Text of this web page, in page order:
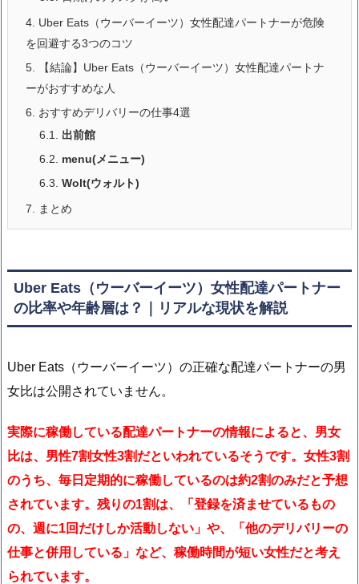
4. Uber Eats（ウーバーイーツ）女性配達パートナーが危険
を回避する3つのコツ
5.
【結論】Uber Eats（ウーバーイーツ）女性配達パートナ
ーがおすすめな人
6.
おすすめデリバリーの仕事4選
6.1.
出前館
6.2.
menu(メニュー)
6.3. Wolt(ウォルト)
7.
まとめ
Uber Eats（ウーバーイーツ）女性配達パートナー
の比率や年齢層は？｜リアルな現状を解説
Uber Eats（ウーバーイーツ）の正確な配達パートナーの男
女比は公開されていません。
実際に稼働している配達パートナーの情報によると、男女
比は、男性7割女性3割だといわれているそうです。女性3割
のうち、毎日定期的に稼働しているのは約2割のみだと予想
されています。残りの1割は、「登録を済ませているもの
の、週に1回だけしか活動しない」や、「他のデリバリーの
仕事と併用している」など、稼働時間が短い女性だと考え
られています。